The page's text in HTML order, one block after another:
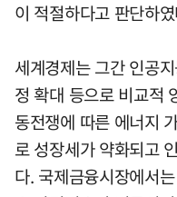
이 적절하다고 판단하
세계경제는 그간 인공
정 확대 등으로 비교적
동전쟁에 따른 에너지
로 성장세가 약화되고
다. 국제금융시장에서